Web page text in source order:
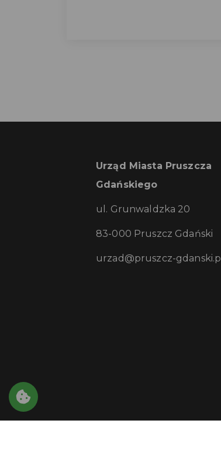
Urząd Miasta Pruszcza
Gdańskiego
ul. Grunwaldzka 20
83-000 Pruszcz Gdański
urzad@pruszcz-gdanski.pl